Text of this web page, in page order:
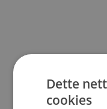
Dette
cookies